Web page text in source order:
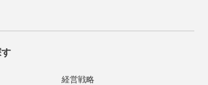
経営戦略